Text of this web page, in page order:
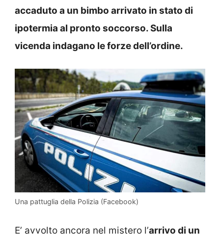
accaduto a un bimbo arrivato in stato di
ipotermia al pronto soccorso. Sulla
vicenda indagano le forze dell’ordine.
Una pattuglia della Polizia (Facebook)
E’ avvolto ancora nel mistero l’arrivo di un